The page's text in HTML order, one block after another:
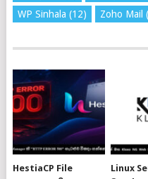
WP Sinhala (12) Zoho Mail
HestiaCP File
Linux